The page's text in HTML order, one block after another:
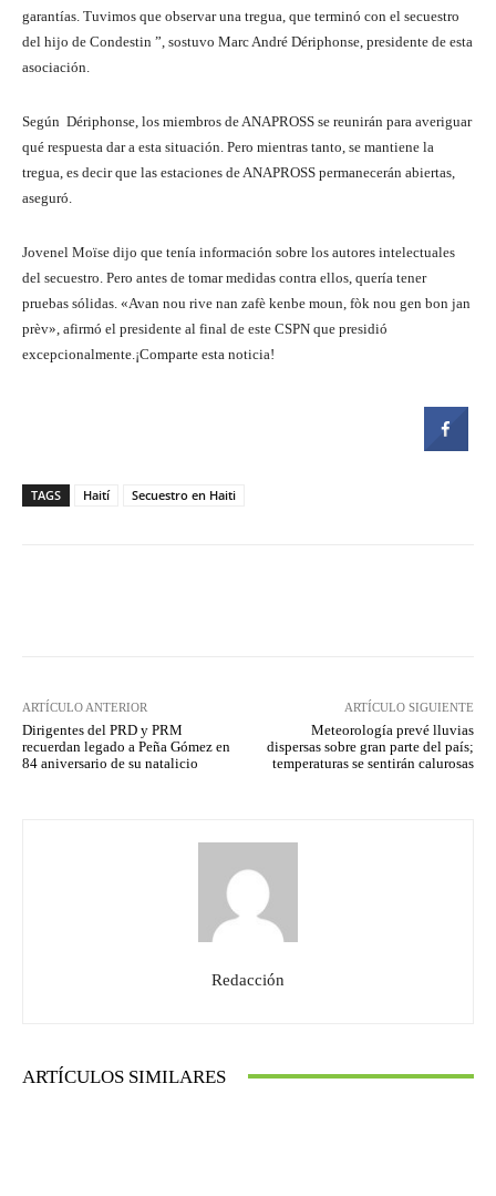
garantías. Tuvimos que observar una tregua, que terminó con el secuestro
del hijo de Condestin ”, sostuvo Marc André Dériphonse, presidente de esta
asociación.
Según Dériphonse, los miembros de ANAPROSS se reunirán para averiguar
qué respuesta dar a esta situación. Pero mientras tanto, se mantiene la
tregua, es decir que las estaciones de ANAPROSS permanecerán abiertas,
aseguró.
Jovenel Moïse dijo que tenía información sobre los autores intelectuales
del secuestro. Pero antes de tomar medidas contra ellos, quería tener
pruebas sólidas. «Avan nou rive nan zafè kenbe moun, fòk nou gen bon jan
prèv», afirmó el presidente al final de este CSPN que presidió
excepcionalmente.¡Comparte esta noticia!
TAGS Haití Secuestro en Haiti
ARTÍCULO ANTERIOR
Dirigentes del PRD y PRM
recuerdan legado a Peña Gómez en
84 aniversario de su natalicio
ARTÍCULO SIGUIENTE
Meteorología prevé lluvias
dispersas sobre gran parte del país;
temperaturas se sentirán calurosas
Redacción
ARTÍCULOS SIMILARES